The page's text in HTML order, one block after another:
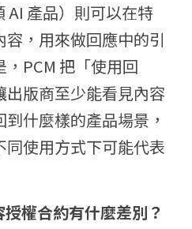
AI 產品）則可以在特
，用來做回應中的引
PCM 把「使用回
版商至少能看見內容
什麼樣的產品場景，
使用方式下可能代表
權合約有什麼差別？